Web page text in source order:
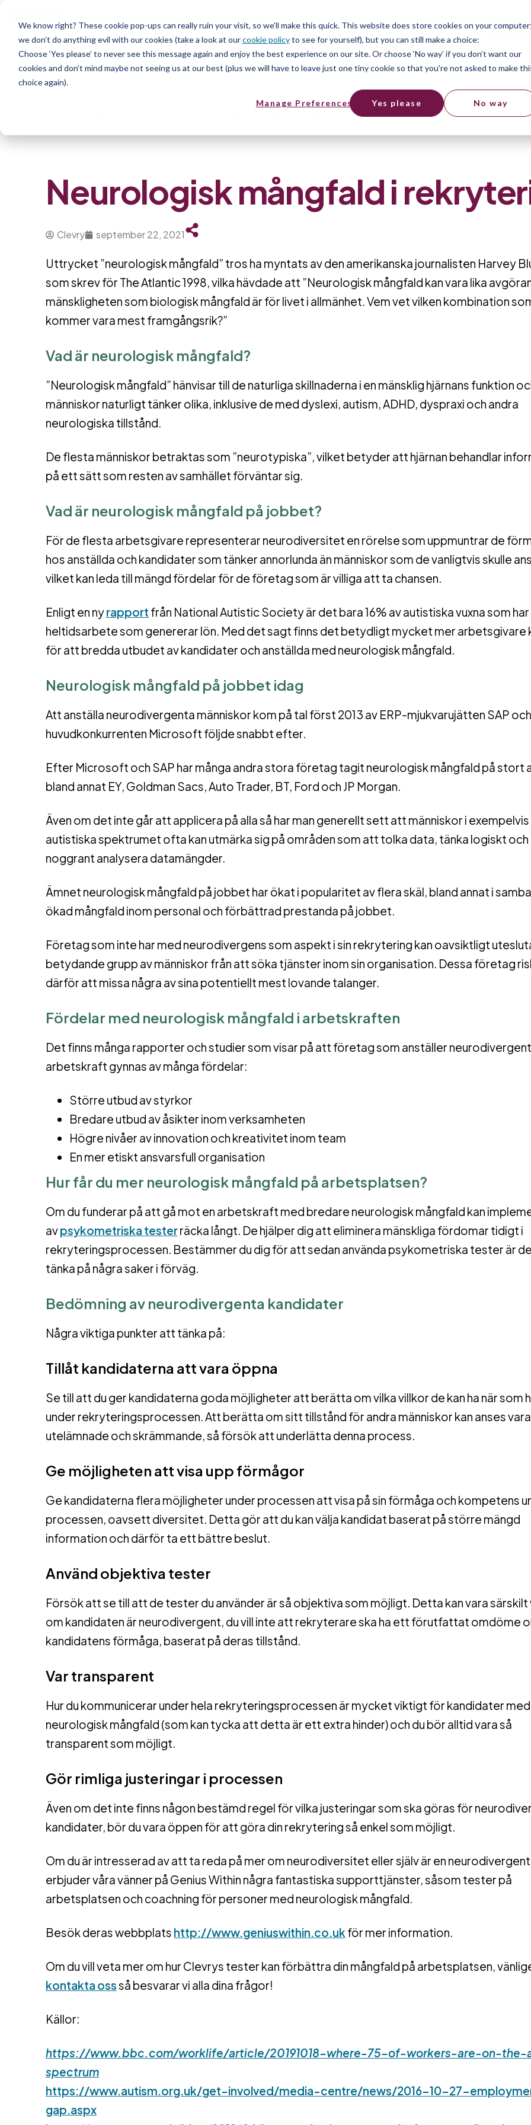
We know right? These cookie pop-ups can really ruin your visit, so we’ll make this quick. This website does store cookies on your computer;
we don’t do anything evil with our cookies (take a look at ourcookie policyto see for yourself), but you can still make a choice:
Choose ‘Yes please’ to never see this message again and enjoy the best experience on our site. Or choose ‘No way’ if you don’t want our
cookies and don’t mind maybe not seeing us at our best (plus we will have to leave just one tiny cookie so that you're not asked to make
choice again).
Manage Preferences Yes please No way
Resurser
Free
Neurologisk mångfald i
Clevry september 22, 2021
Uttrycket ”neurologisk mångfald” tros ha myntats av den amerikanska journalisten Harvey
som skrev för The Atlantic 1998, vilka hävdade att ”Neurologisk mångfald kan vara lika
mänskligheten som biologisk mångfald är för livet i allmänhet. Vem vet vilken kombination
kommer vara mest framgångsrik?”
Vad är neurologisk mångfald?
”Neurologisk mångfald” hänvisar till de naturliga skillnaderna i en mänsklig hjärnans funktion
människor naturligt tänker olika, inklusive de med dyslexi, autism, ADHD, dyspraxi och andra
neurologiska tillstånd.
De flesta människor betraktas som ”neurotypiska”, vilket betyder att hjärnan behandlar
på ett sätt som resten av samhället förväntar sig.
Vad är neurologisk mångfald på jobbet?
För de flesta arbetsgivare representerar neurodiversitet en rörelse som uppmuntrar de
hos anställda och kandidater som tänker annorlunda än människor som de vanligtvis skulle
vilket kan leda till mängd fördelar för de företag som är villiga att ta chansen.
Enligt en nyrapport från National Autistic Society är det bara 16% av autistiska vuxna som
heltidsarbete som genererar lön. Med det sagt finns det betydligt mycket mer arbetsgivare
för att bredda utbudet av kandidater och anställda med neurologisk mångfald.
Neurologisk mångfald på jobbet idag
Att anställa neurodivergenta människor kom på tal först 2013 av ERP-mjukvarujätten SAP och
huvudkonkurrenten Microsoft följde snabbt efter.
Efter Microsoft och SAP har många andra stora företag tagit neurologisk mångfald på stort
bland annat EY, Goldman Sacs, Auto Trader, BT, Ford och JP Morgan.
Även om det inte går att applicera på alla så har man generellt sett att människor i
autistiska spektrumet ofta kan utmärka sig på områden som att tolka data, tänka logiskt och
noggrant analysera datamängder.
Ämnet neurologisk mångfald på jobbet har ökat i popularitet av flera skäl, bland annat i
ökad mångfald inom personal och förbättrad prestanda på jobbet.
Företag som inte har med neurodivergens som aspekt i sin rekrytering kan oavsiktligt
betydande grupp av människor från att söka tjänster inom sin organisation. Dessa företag
därför att missa några av sina potentiellt mest lovande talanger.
Fördelar med neurologisk mångfald i arbetskraften
Det finns många rapporter och studier som visar på att företag som anställer neurodivergent
arbetskraft gynnas av många fördelar:
Större utbud av styrkor
Bredare utbud av åsikter inom verksamheten
Högre nivåer av innovation och kreativitet inom team
En mer etiskt ansvarsfull organisation
Hur får du mer neurologisk mångfald på arbetsplatsen?
Om du funderar på att gå mot en arbetskraft med bredare neurologisk mångfald kan
avpsykometriska testerräcka långt. De hjälper dig att eliminera mänskliga fördomar tidigt i
rekryteringsprocessen. Bestämmer du dig för att sedan använda psykometriska tester är
tänka på några saker i förväg.
Bedömning av neurodivergenta kandidater
Några viktiga punkter att tänka på:
Tillåt kandidaterna att vara öppna
Se till att du ger kandidaterna goda möjligheter att berätta om vilka villkor de kan ha när som
under rekryteringsprocessen. Att berätta om sitt tillstånd för andra människor kan anses vara
utelämnade och skrämmande, så försök att underlätta denna process.
Ge möjligheten att visa upp förmågor
Ge kandidaterna flera möjligheter under processen att visa på sin förmåga och kompetens
processen, oavsett diversitet. Detta gör att du kan välja kandidat baserat på större mängd
information och därför ta ett bättre beslut.
Använd objektiva tester
Försök att se till att de tester du använder är så objektiva som möjligt. Detta kan vara
om kandidaten är neurodivergent, du vill inte att rekryterare ska ha ett förutfattat omdöme
kandidatens förmåga, baserat på deras tillstånd.
Var transparent
Hur du kommunicerar under hela rekryteringsprocessen är mycket viktigt för kandidater med
neurologisk mångfald (som kan tycka att detta är ett extra hinder) och du bör alltid vara så
transparent som möjligt.
Gör rimliga justeringar i processen
Även om det inte finns någon bestämd regel för vilka justeringar som ska göras för
kandidater, bör du vara öppen för att göra din rekrytering så enkel som möjligt.
Om du är intresserad av att ta reda på mer om neurodiversitet eller själv är en
erbjuder våra vänner på Genius Within några fantastiska supporttjänster, såsom tester på
arbetsplatsen och coachning för personer med neurologisk mångfald.
Besök deras webbplats http://www.geniuswithin.co.uk för mer information.
Om du vill veta mer om hur Clevrys tester kan förbättra din mångfald på arbetsplatsen,
kontakta ossså besvarar vi alla dina frågor!
Källor:
https://www.bbc.com/worklife/article/20191018-where-75-of-workers-are-on-the-
spectrum
https://www.autism.org.uk/get-involved/media-centre/news/2016-10-27-
gap.aspx